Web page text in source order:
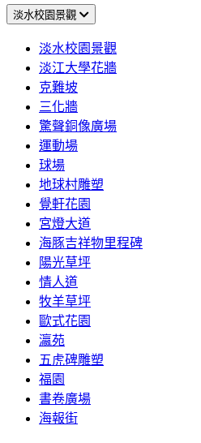
淡水校園景觀
淡水校園景觀
淡江大學花牆
克難坡
三化牆
驚聲銅像廣場
運動場
球場
地球村雕塑
覺軒花園
宮燈大道
海豚吉祥物里程碑
陽光草坪
情人道
牧羊草坪
歐式花園
瀛苑
五虎碑雕塑
福園
書卷廣場
海報街